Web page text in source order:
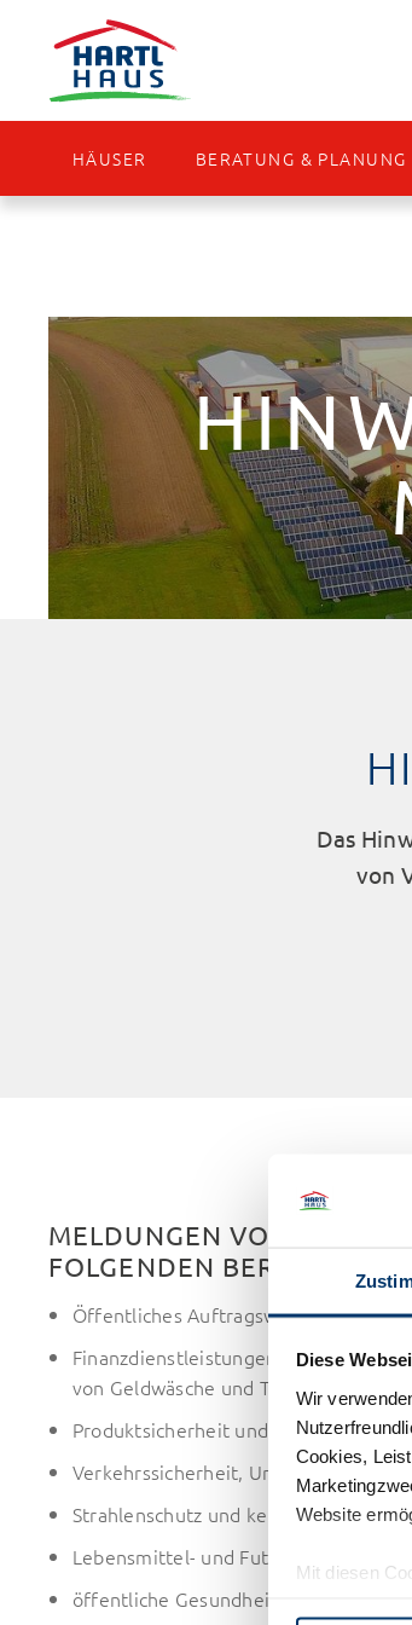
Diese
Wir
Cookies,
Website
Mit diesen
HÄUSER BERATUNG & PLANUNG
Das
von
MELDUNGEN VON
FOLGENDEN BEREICHEN
Öffentliches Auftragswesen,
Finanzdienstleistungen,
von Geldwäsche und
Produktsicherheit und -konformität,
Verkehrssicherheit, Umweltschutz,
Strahlenschutz und kerntechnische
Lebensmittel- und
öffentliche Gesundheit,